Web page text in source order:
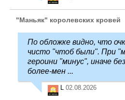
"Маньяк" королевских кровей
По обложке видно, что
чисто "чтоб были". При
героини "минус", иначе
более-мен ...
L 02.08.2026